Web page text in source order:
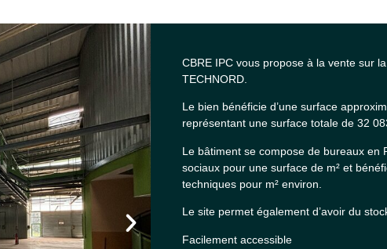
CBRE IPC vous propose à la vente sur
TECHNORD.
Le bien bénéficie d’une surface
représentant une surface totale de 32
Le bâtiment se compose de bureaux en
sociaux pour une surface de m² et
techniques pour m² environ.
Le site permet également d’avoir du
Facilement accessible